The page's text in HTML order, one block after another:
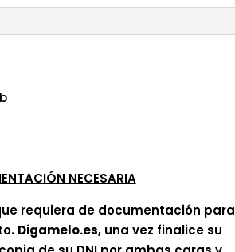
NECESARIA
requiera de documentación para
Digamelo.es, una vez finalice su